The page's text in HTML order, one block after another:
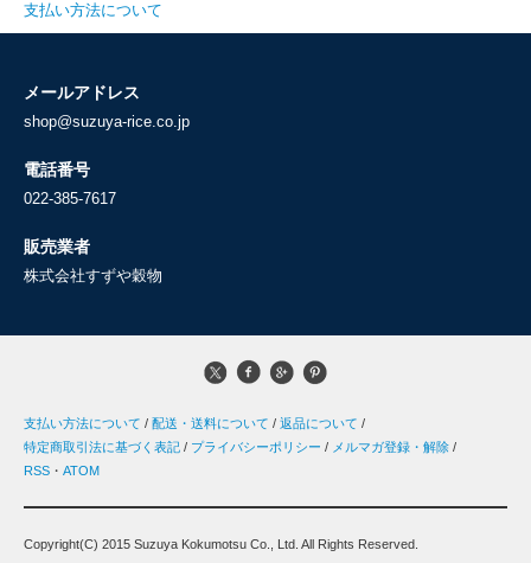
支払い方法について
メールアドレス
shop@suzuya-rice.co.jp
電話番号
022-385-7617
販売業者
株式会社すずや穀物
支払い方法について / 配送・送料について / 返品について /
特定商取引法に基づく表記 / プライバシーポリシー / メルマガ登録・解除 /
RSS ・ ATOM
Copyright(C) 2015 Suzuya Kokumotsu Co., Ltd. All Rights Reserved.